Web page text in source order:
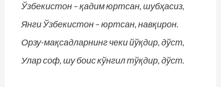
Ўзбекистон – қадим юртсан, шубҳасиз,
Янги Ўзбекистон – юртсан, навқирон.
Орзу-мақсадларнинг чеки йўқдир, дўст,
Улар соф, шу боис кўнгил тўқдир, дўст.